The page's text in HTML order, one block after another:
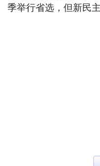
季举行省选，但新民